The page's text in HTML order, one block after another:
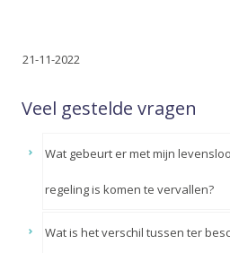
21-11-2022
Veel gestelde vragen
Wat gebeurt er met mijn
regeling is komen te vervallen?
Wat is het verschil tussen ter